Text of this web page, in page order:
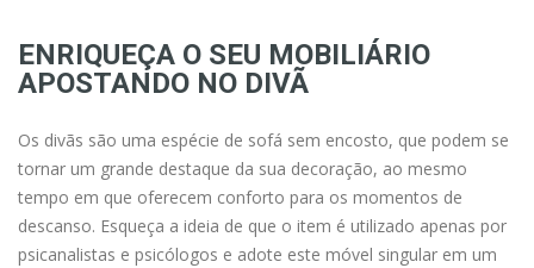
ENRIQUEÇA O SEU MOBILIÁRIO
APOSTANDO NO DIVÃ
Os divãs são uma espécie de sofá sem encosto, que podem se
tornar um grande destaque da sua decoração, ao mesmo
tempo em que oferecem conforto para os momentos de
descanso. Esqueça a ideia de que o item é utilizado apenas por
psicanalistas e psicólogos e adote este móvel singular em um